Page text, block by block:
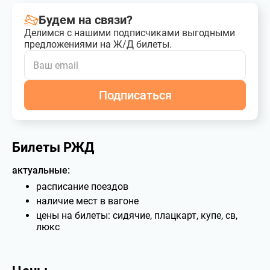
Будем на связи?
Делимся с нашими подписчиками выгодными
предложениями на Ж/Д билеты.
Подписаться
Билеты РЖД
актуальные:
расписание поездов
наличие мест в вагоне
цены на билеты: сидячие, плацкарт, купе, св,
люкс